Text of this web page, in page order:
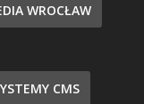
WROCŁAW
CMS